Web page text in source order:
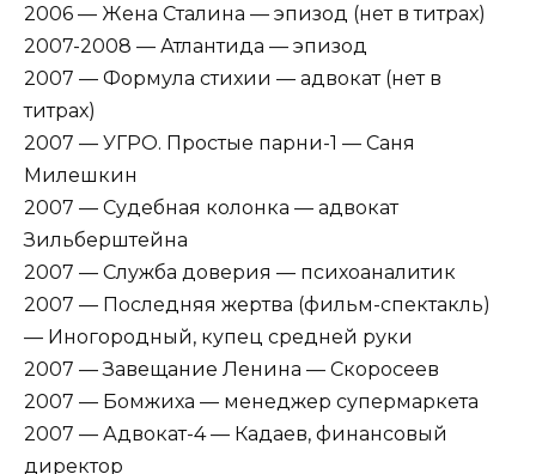
2006 — Жена Сталина — эпизод (нет в титрах)
2007-2008 — Атлантида — эпизод
2007 — Формула стихии — адвокат (нет в
титрах)
2007 — УГРО. Простые парни-1 — Саня
Милешкин
2007 — Судебная колонка — адвокат
Зильберштейна
2007 — Служба доверия — психоаналитик
2007 — Последняя жертва (фильм-спектакль)
— Иногородный, купец средней руки
2007 — Завещание Ленина — Скоросеев
2007 — Бомжиха — менеджер супермаркета
2007 — Адвокат-4 — Кадаев, финансовый
директор